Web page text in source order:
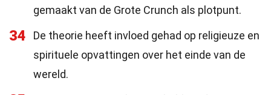
gemaakt van de Grote Crunch als plotpunt.
34
De theorie heeft invloed gehad op religieuze en
spirituele opvattingen over het einde van de
wereld.